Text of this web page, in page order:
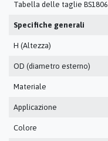
Tabella delle taglie BS1806
Specifiche generali
H (Altezza)
OD (diametro esterno)
Materiale
Applicazione
Colore